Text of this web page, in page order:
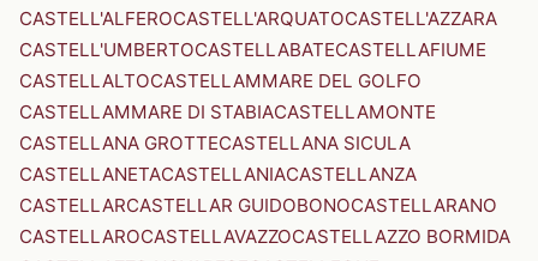
CASTELL'ALFEROCASTELL'ARQUATOCASTELL'AZZARA
CASTELL'UMBERTOCASTELLABATECASTELLAFIUME
CASTELLALTOCASTELLAMMARE DEL GOLFO
CASTELLAMMARE DI STABIACASTELLAMONTE
CASTELLANA GROTTECASTELLANA SICULA
CASTELLANETACASTELLANIACASTELLANZA
CASTELLARCASTELLAR GUIDOBONOCASTELLARANO
CASTELLAROCASTELLAVAZZOCASTELLAZZO BORMIDA